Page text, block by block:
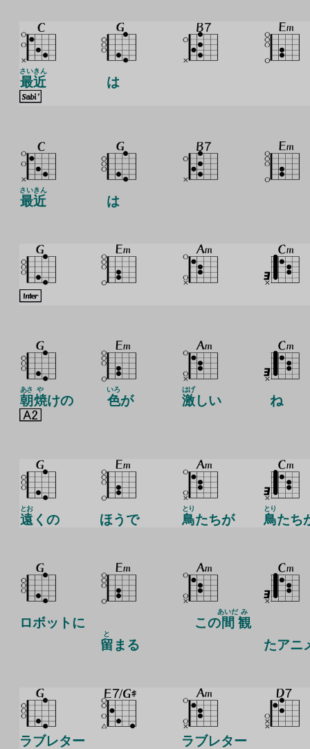
最近
さいきん
は
最近
さいきん
は
朝
あさ
焼
や
けの 色
いろ
が 激
はげ
しい ね
遠
とお
くの ほうで 鳥
とり
たちが 鳥
とり
たち
ロボットに
留
と
まる
この間
あいだ
観
み
たアニ
ラブレター ラブレター